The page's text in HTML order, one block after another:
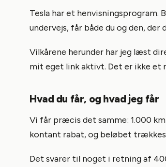
Tesla har et henvisningsprogram.
undervejs, får både du og den,
Vilkårene herunder har jeg læst
mit eget link aktivt. Det er ikke et
Hvad du får, og hvad jeg får
Vi får præcis det samme: 1.000
kontant rabat, og beløbet
Det svarer til noget i retning af